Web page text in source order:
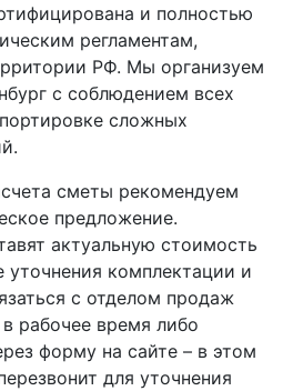
и полностью
регламентам,
РФ. Мы организуем
с соблюдением всех
сложных
сметы рекомендуем
предложение.
актуальную стоимость
уточнения комплектации и
с отделом продаж
рабочее время либо
форму на сайте – в этом
для уточнения